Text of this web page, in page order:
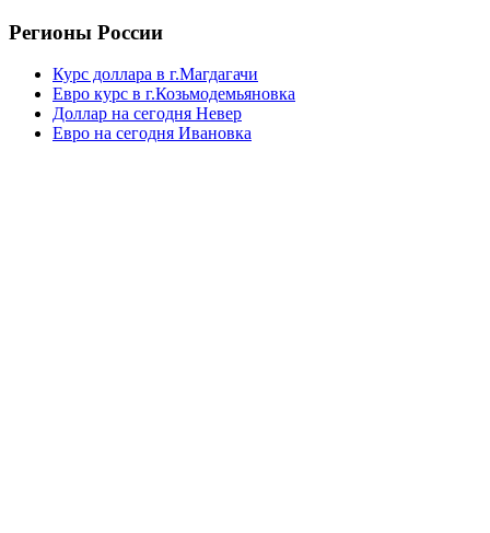
Регионы России
Курс доллара в г.Магдагачи
Евро курс в г.Козьмодемьяновка
Доллар на сегодня Невер
Евро на сегодня Ивановка